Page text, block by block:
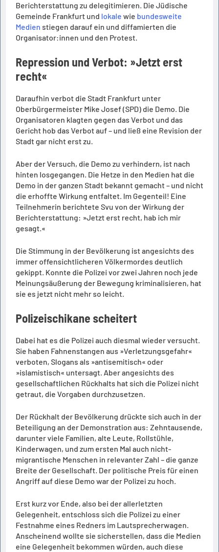
Berichterstattung zu delegitimieren. Die Jüdische
Gemeinde Frankfurt und lokale wie bundesweite
Medien stiegen darauf ein und diffamierten die
Organisator:innen und den Protest.
Repression und Verbot: »Jetzt erst
recht«
Daraufhin verbot die Stadt Frankfurt unter
Oberbürgermeister Mike Josef (SPD) die Demo. Die
Organisatoren klagten gegen das Verbot und das
Gericht hob das Verbot auf – und ließ eine Revision der
Stadt gar nicht erst zu.
Aber der Versuch, die Demo zu verhindern, ist nach
hinten losgegangen. Die Hetze in den Medien hat die
Demo in der ganzen Stadt bekannt gemacht – und nicht
die erhoffte Wirkung entfaltet. Im Gegenteil! Eine
Teilnehmerin berichtete Svu von der Wirkung der
Berichterstattung: »Jetzt erst recht, hab ich mir
gesagt.«
Die Stimmung in der Bevölkerung ist angesichts des
immer offensichtlicheren Völkermordes deutlich
gekippt. Konnte die Polizei vor zwei Jahren noch jede
Meinungsäußerung der Bewegung kriminalisieren, hat
sie es jetzt nicht mehr so leicht.
Polizeischikane scheitert
Dabei hat es die Polizei auch diesmal wieder versucht.
Sie haben Fahnenstangen aus »Verletzungsgefahr«
verboten, Slogans als »antisemitisch« oder
»islamistisch« untersagt. Aber angesichts des
gesellschaftlichen Rückhalts hat sich die Polizei nicht
getraut, die Vorgaben durchzusetzen.
Der Rückhalt der Bevölkerung drückte sich auch in der
Beteiligung an der Demonstration aus: Zehntausende,
darunter viele Familien, alte Leute, Rollstühle,
Kinderwagen, und zum ersten Mal auch nicht-
migrantische Menschen in relevanter Zahl – die ganze
Breite der Gesellschaft. Der politische Preis für einen
Angriff auf diese Demo war der Polizei zu hoch.
Erst kurz vor Ende, also bei der allerletzten
Gelegenheit, entschloss sich die Polizei zu einer
Festnahme eines Redners im Lautsprecherwagen.
Anscheinend wollte sie sicherstellen, dass die Medien
eine Gelegenheit bekommen würden, auch diese